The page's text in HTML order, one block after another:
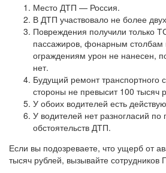
Место ДТП — Россия.
В ДТП участвовало не более
Повреждения получили только
пассажиров, фонарным
ограждениям урон не нанесен,
нет.
Будущий ремонт транспортного
стороны не превысит 100 тысяч
У обоих водителей есть
У водителей нет разногласий по
обстоятельств ДТП.
Если вы подозреваете, что ущерб от
тысяч рублей, вызывайте сотрудников